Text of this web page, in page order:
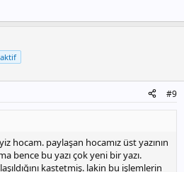
#9
hocam. paylaşan hocamız üst yazının
bence bu yazı çok yeni bir yazı.
kastetmiş. lakin bu işlemlerin